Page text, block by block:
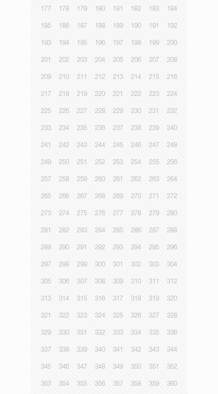
177 178 179 180 181 182 183 184
185 186 187 188 189 190 191 192
193 194 195 196 197 198 199 200
201 202 203 204 205 206 207 208
209 210 211 212 213 214 215 216
217 218 219 220 221 222 223 224
225 226 227 228 229 230 231 232
233 234 235 236 237 238 239 240
241 242 243 244 245 246 247 248
249 250 251 252 253 254 255 256
257 258 259 260 261 262 263 264
265 266 267 268 269 270 271 272
273 274 275 276 277 278 279 280
281 282 283 284 285 286 287 288
289 290 291 292 293 294 295 296
297 298 299 300 301 302 303 304
305 306 307 308 309 310 311 312
313 314 315 316 317 318 319 320
321 322 323 324 325 326 327 328
329 330 331 332 333 334 335 336
337 338 339 340 341 342 343 344
345 346 347 348 349 350 351 352
353 354 355 356 357 358 359 360